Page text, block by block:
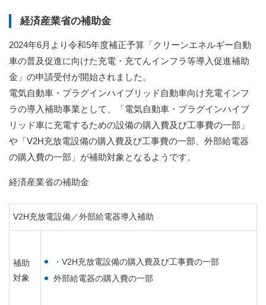
経済産業省の補助金
2024年6月より令和5年度補正予算「クリーンエネルギー自動
車の普及促進に向けた充電・充てんインフラ等導入促進補助
金」の申請受付が開始されました。
電気自動車・プラグインハイブリッド自動車向け充電インフ
ラの導入補助事業として、「電気自動車・プラグインハイブ
リッド車に充電するための設備の購入費及び工事費の一部」
や「V2H充放電設備の購入費及び工事費の一部、外部給電器
の購入費の一部」が補助対象となるようです。
経済産業省の補助金
V2H充放電設備／外部給電器導入補助
補助
対象
・V2H充放電設備の購入費及び工事費の一部
外部給電器の購入費の一部